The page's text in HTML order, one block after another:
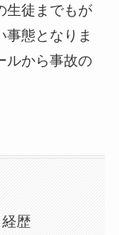
生徒までもが
事態となりま
ルから事故の
歴